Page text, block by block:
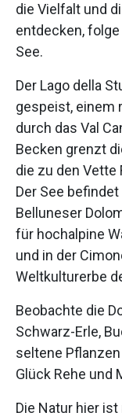
die Vielfalt und
entdecken,
See.
Der Lago della
gespeist, einem
durch das Val
Becken grenzt
die zu den Vette
Der See
Belluneser
für hochalpine
und in der
Weltkulturerbe
Beobachte die
Schwarz-Erle,
seltene
Glück Rehe und
Die Natur hier